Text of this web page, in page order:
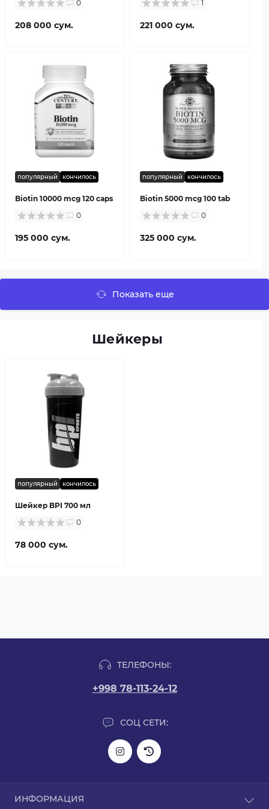
0
208 000 сум.
1
221 000 сум.
популярный кончилось
Biotin 10000 mcg 120 caps
0
195 000 сум.
популярный кончилось
Biotin 5000 mcg 100 tab
0
325 000 сум.
Показать еще
Шейкеры
популярный кончилось
Шейкер BPI 700 мл
0
78 000 сум.
ТЕЛЕФОНЫ:
+998 78-113-24-12
СОЦ СЕТИ:
ИНФОРМАЦИЯ